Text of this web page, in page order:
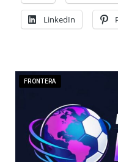
LinkedIn
FRONTERA